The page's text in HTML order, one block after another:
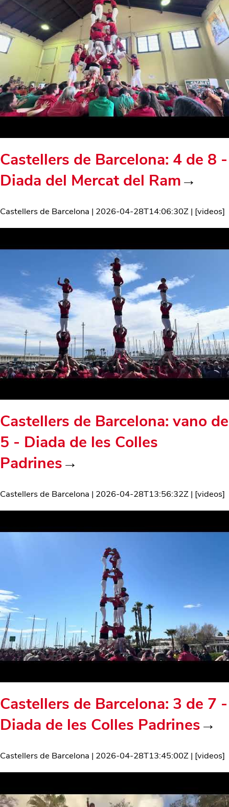
Castellers de Barcelona: 4 de 8 -
Diada del Mercat del Ram→
Castellers de Barcelona | 2026-04-28T14:06:30Z | [videos]
Castellers de Barcelona: vano de
5 - Diada de les Colles
Padrines→
Castellers de Barcelona | 2026-04-28T13:56:32Z | [videos]
Castellers de Barcelona: 3 de 7 -
Diada de les Colles Padrines→
Castellers de Barcelona | 2026-04-28T13:45:00Z | [videos]